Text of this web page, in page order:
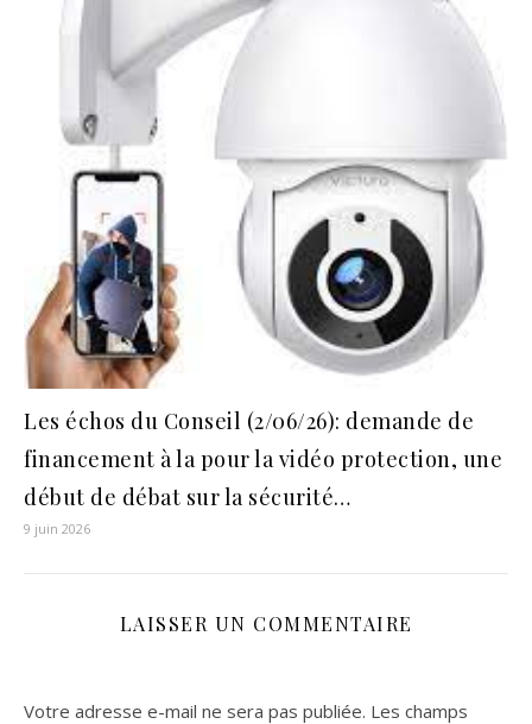
Les échos du Conseil (2/06/26): demande de
financement à la pour la vidéo protection, une
début de débat sur la sécurité…
9 juin 2026
LAISSER UN COMMENTAIRE
Votre adresse e-mail ne sera pas publiée. Les champs